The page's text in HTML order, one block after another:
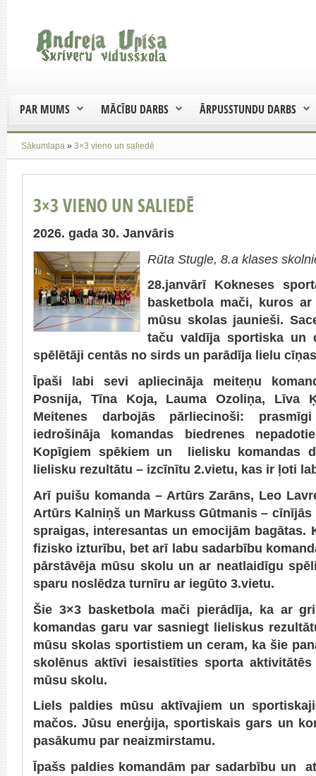
PAR MUMS MĀCĪBU DARBS ĀRPUSSTUNDU DARBS
Sākumlapa » 3×3 vieno un saliedē
3×3 VIENO UN SALIEDĒ
2026. gada 30. Janvāris
Rūta Stugle, 8.a klases
28.janvārī Kokneses
basketbola mači, kuros
mūsu skolas jaunieši.
taču valdīja sportiska un
spēlētāji centās no sirds un parādīja lielu
Īpaši labi sevi apliecināja meiteņu
Posnija, Tīna Koja, Lauma Ozoliņa, Līva
Meitenes darbojās pārliecinoši:
iedrošināja komandas biedrenes
Kopīgiem spēkiem un lielisku komandas
lielisku rezultātu – izcīnītu 2.vietu, kas ir ļoti
Arī puišu komanda – Artūrs Zarāns, Leo
Artūrs Kalniņš un Markuss Gūtmanis –
spraigas, interesantas un emocijām bagātas.
fizisko izturību, bet arī labu sadarbību
pārstāvēja mūsu skolu un ar neatlaidīgu
sparu noslēdza turnīru ar iegūto 3.vietu.
Šie 3×3 basketbola mači pierādīja, ka ar
komandas garu var sasniegt lieliskus
mūsu skolas sportistiem un ceram, ka šie
skolēnus aktīvi iesaistīties sporta
mūsu skolu.
Liels paldies mūsu aktīvajiem un
mačos. Jūsu enerģija, sportiskais gars un
pasākumu par neaizmirstamu.
Īpašs paldies komandām par sadarbību un